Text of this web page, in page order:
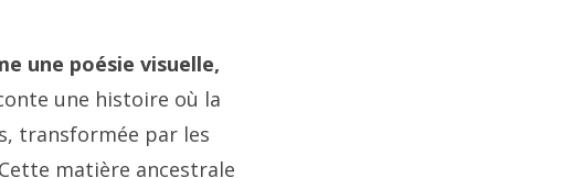
une poésie visuelle,
une histoire où la
transformée par les
matière ancestrale